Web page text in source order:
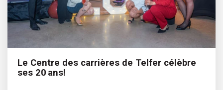
Le Centre des carrières de Telfer célèbre
ses 20 ans!